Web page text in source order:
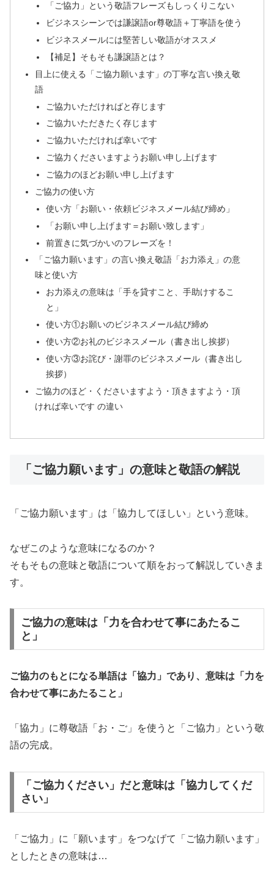
「ご協力」という敬語フレーズもしっくりこない
ビジネスシーンでは謙譲語or尊敬語＋丁寧語を使う
ビジネスメールには堅苦しい敬語がオススメ
【補足】そもそも謙譲語とは？
目上に使える「ご協力願います」の丁寧な言い換え敬
語
ご協力いただければと存じます
ご協力いただきたく存じます
ご協力いただければ幸いです
ご協力くださいますようお願い申し上げます
ご協力のほどお願い申し上げます
ご協力の使い方
使い方「お願い・依頼ビジネスメール結び締め」
「お願い申し上げます＝お願い致します」
前置きに気づかいのフレーズを！
「ご協力願います」の言い換え敬語「お力添え」の意
味と使い方
お力添えの意味は「手を貸すこと、手助けするこ
と」
使い方①お願いのビジネスメール結び締め
使い方②お礼のビジネスメール（書き出し挨拶）
使い方③お詫び・謝罪のビジネスメール（書き出し
挨拶）
ご協力のほど・くださいますよう・頂きますよう・頂
ければ幸いです の違い
「ご協力願います」の意味と敬語の解説
「ご協力願います」は「協力してほしい」という意味。
なぜこのような意味になるのか？
そもそもの意味と敬語について順をおって解説していきま
す。
ご協力の意味は「力を合わせて事にあたるこ
と」
ご協力のもとになる単語は「協力」であり、意味は「力を
合わせて事にあたること」
「協力」に尊敬語「お・ご」を使うと「ご協力」という敬
語の完成。
「ご協力ください」だと意味は「協力してくだ
さい」
「ご協力」に「願います」をつなげて「ご協力願います」
としたときの意味は…